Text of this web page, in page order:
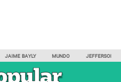
JAIME BAYLY MUNDO JEFFERSON